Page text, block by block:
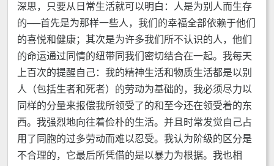
深思，只要从日常生活就可以明白：人是为别人而生存
的──首先是为那样一些人，我们的幸福全部依赖于他们
的喜悦和健康；其次是为许多我们所不认识的人，他们
的命运通过同情的纽带同我们密切结合在一起。我每天
上百次的提醒自己：我的精神生活和物质生活都是以别
人（包括生者和死者）的劳动为基础的，我必须尽力以
同样的分量来报偿我所领受了的和至今还在领受着的东
西。我强烈地向往着俭朴的生活。并且时常发觉自己占
用了同胞的过多劳动而难以忍受。我认为阶级的区分是
不合理的，它最后所凭借的是以暴力为根据。我也相